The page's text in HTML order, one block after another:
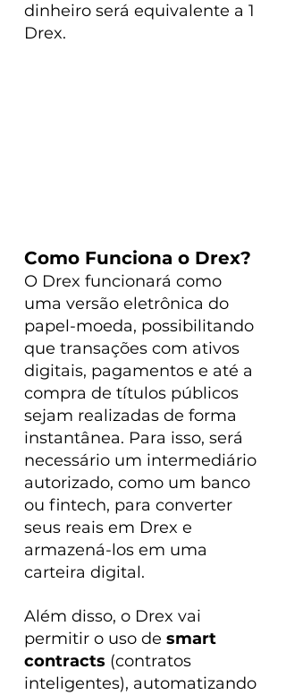
dinheiro será equivalente a 1
Drex.
Como Funciona o Drex?
O Drex funcionará como
uma versão eletrônica do
papel-moeda, possibilitando
que transações com ativos
digitais, pagamentos e até a
compra de títulos públicos
sejam realizadas de forma
instantânea. Para isso, será
necessário um intermediário
autorizado, como um banco
ou fintech, para converter
seus reais em Drex e
armazená-los em uma
carteira digital.
Além disso, o Drex vai
permitir o uso de smart
contracts (contratos
inteligentes), automatizando